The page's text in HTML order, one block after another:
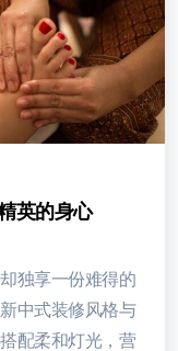
英的身心
独享一份难得的
中式装修风格与
配柔和灯光，营